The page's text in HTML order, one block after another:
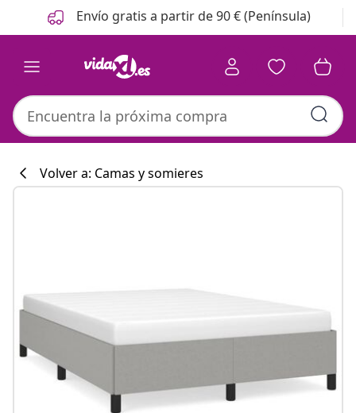
Anterior
Siguiente Envío gratis a partir de 90 € (Península)
Volver a: Camas y somieres